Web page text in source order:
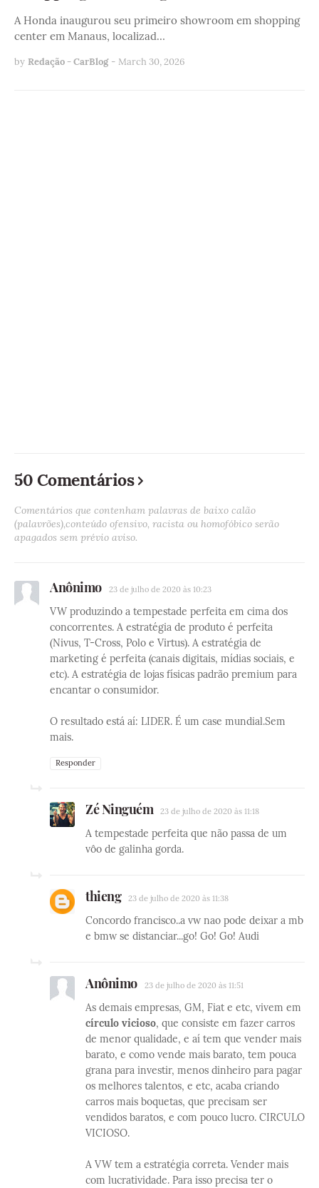
A Honda inaugurou seu primeiro showroom em shopping
center em Manaus, localizad…
by Redação - CarBlog - March 30, 2026
50 Comentários
Comentários que contenham palavras de baixo calão
(palavrões),conteúdo ofensivo, racista ou homofóbico serão
apagados sem prévio aviso.
Anônimo 23 de julho de 2020 às 10:23
VW produzindo a tempestade perfeita em cima dos
concorrentes. A estratégia de produto é perfeita
(Nivus, T-Cross, Polo e Virtus). A estratégia de
marketing é perfeita (canais digitais, mídias sociais, e
etc). A estratégia de lojas físicas padrão premium para
encantar o consumidor.
O resultado está aí: LIDER. É um case mundial.Sem
mais.
Responder
Zé Ninguém 23 de julho de 2020 às 11:18
A tempestade perfeita que não passa de um
vôo de galinha gorda.
thieng 23 de julho de 2020 às 11:38
Concordo francisco..a vw nao pode deixar a mb
e bmw se distanciar...go! Go! Go! Audi
Anônimo 23 de julho de 2020 às 11:51
As demais empresas, GM, Fiat e etc, vivem em
círculo vicioso, que consiste em fazer carros
de menor qualidade, e aí tem que vender mais
barato, e como vende mais barato, tem pouca
grana para investir, menos dinheiro para pagar
os melhores talentos, e etc, acaba criando
carros mais boquetas, que precisam ser
vendidos baratos, e com pouco lucro. CIRCULO
VICIOSO.
A VW tem a estratégia correta. Vender mais
com lucratividade. Para isso precisa ter o